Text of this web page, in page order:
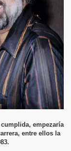
empezaría
entre ellos la